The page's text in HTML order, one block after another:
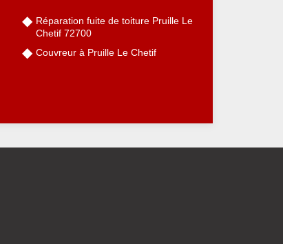
Réparation fuite de toiture Pruille Le
Chetif 72700
Couvreur à Pruille Le Chetif